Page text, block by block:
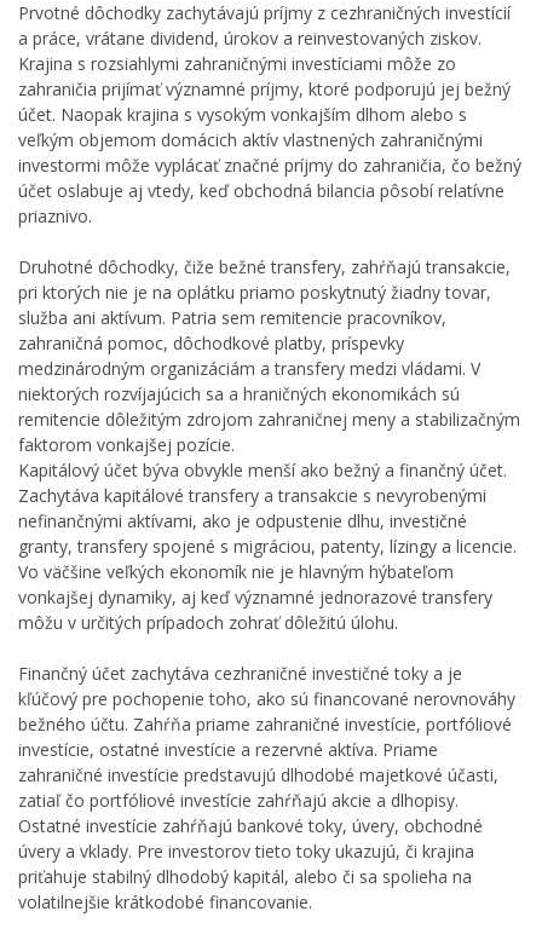
Prvotné dôchodky zachytávajú príjmy z cezhraničných investícií
a práce, vrátane dividend, úrokov a reinvestovaných ziskov.
Krajina s rozsiahlymi zahraničnými investíciami môže zo
zahraničia prijímať významné príjmy, ktoré podporujú jej bežný
účet. Naopak krajina s vysokým vonkajším dlhom alebo s
veľkým objemom domácich aktív vlastnených zahraničnými
investormi môže vyplácať značné príjmy do zahraničia, čo bežný
účet oslabuje aj vtedy, keď obchodná bilancia pôsobí relatívne
priaznivo.
Druhotné dôchodky, čiže bežné transfery, zahŕňajú transakcie,
pri ktorých nie je na oplátku priamo poskytnutý žiadny tovar,
služba ani aktívum. Patria sem remitencie pracovníkov,
zahraničná pomoc, dôchodkové platby, príspevky
medzinárodným organizáciám a transfery medzi vládami. V
niektorých rozvíjajúcich sa a hraničných ekonomikách sú
remitencie dôležitým zdrojom zahraničnej meny a stabilizačným
faktorom vonkajšej pozície.
Kapitálový účet býva obvykle menší ako bežný a finančný účet.
Zachytáva kapitálové transfery a transakcie s nevyrobenými
nefinančnými aktívami, ako je odpustenie dlhu, investičné
granty, transfery spojené s migráciou, patenty, lízingy a licencie.
Vo väčšine veľkých ekonomík nie je hlavným hýbateľom
vonkajšej dynamiky, aj keď významné jednorazové transfery
môžu v určitých prípadoch zohrať dôležitú úlohu.
Finančný účet zachytáva cezhraničné investičné toky a je
kľúčový pre pochopenie toho, ako sú financované nerovnováhy
bežného účtu. Zahŕňa priame zahraničné investície, portfóliové
investície, ostatné investície a rezervné aktíva. Priame
zahraničné investície predstavujú dlhodobé majetkové účasti,
zatiaľ čo portfóliové investície zahŕňajú akcie a dlhopisy.
Ostatné investície zahŕňajú bankové toky, úvery, obchodné
úvery a vklady. Pre investorov tieto toky ukazujú, či krajina
priťahuje stabilný dlhodobý kapitál, alebo či sa spolieha na
volatilnejšie krátkodobé financovanie.